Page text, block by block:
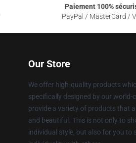
Paiement 100%
PayPal / MasterCard /
Our Store
We offer high-quality products
specifically designed by our world-
provide a variety of products that
and beautiful. This is not only to
individual style, but also for you to